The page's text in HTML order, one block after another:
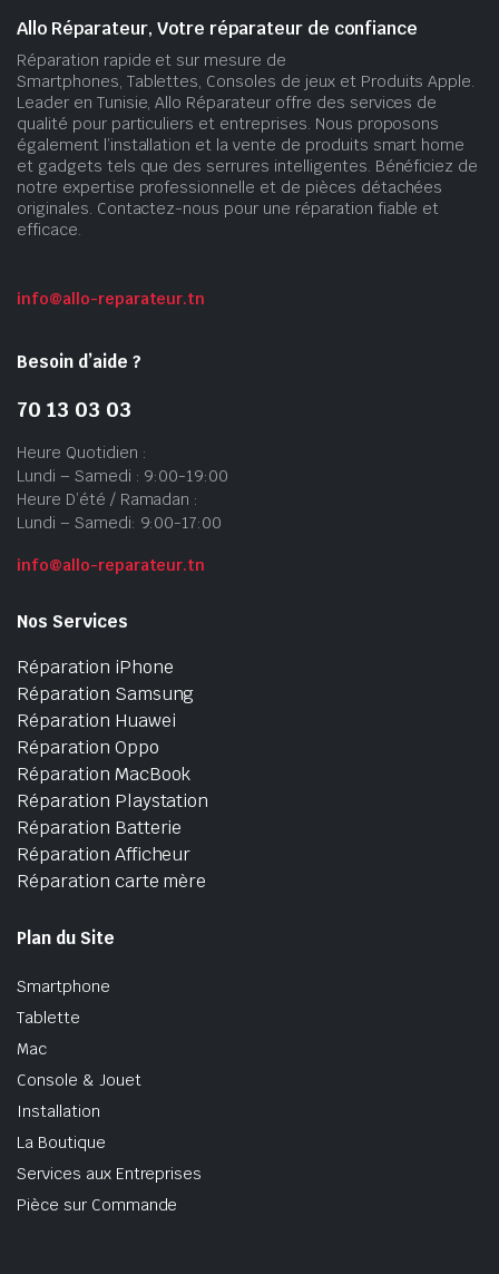
Allo Réparateur, Votre réparateur de confiance
Réparation rapide et sur mesure de
Smartphones, Tablettes, Consoles de jeux et Produits Apple.
Leader en Tunisie, Allo Réparateur offre des services de
qualité pour particuliers et entreprises. Nous proposons
également l’installation et la vente de produits smart home
et gadgets tels que des serrures intelligentes. Bénéficiez de
notre expertise professionnelle et de pièces détachées
originales. Contactez-nous pour une réparation fiable et
efficace.
info@allo-reparateur.tn
Besoin d’aide ?
70 13 03 03
Heure Quotidien :
Lundi – Samedi : 9:00-19:00
Heure D’été / Ramadan :
Lundi – Samedi: 9:00-17:00
info@allo-reparateur.tn
Nos Services
Réparation iPhone
Réparation Samsung
Réparation Huawei
Réparation Oppo
Réparation MacBook
Réparation Playstation
Réparation Batterie
Réparation Afficheur
Réparation carte mère
Plan du Site
Smartphone
Tablette
Mac
Console & Jouet
Installation
La Boutique
Services aux Entreprises
Pièce sur Commande